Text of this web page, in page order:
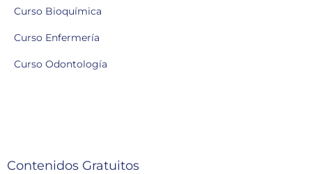
Curso Bioquímica
Curso Enfermería
Curso Odontología
Contenidos Gratuitos